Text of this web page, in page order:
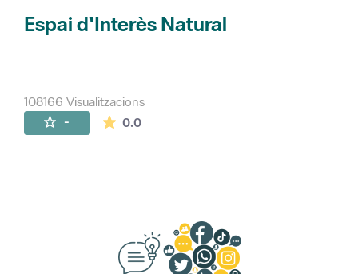
Espai d'Interès Natural
108166 Visualitzacions
- 0.0La mitjana de les valoracions és de 0